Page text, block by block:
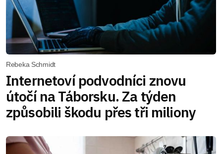
Rebeka Schmidt
Internetoví podvodníci znovu
útočí na Táborsku. Za týden
způsobili škodu přes tři miliony